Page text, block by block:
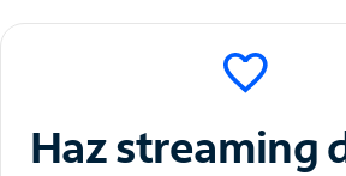
Haz streaming